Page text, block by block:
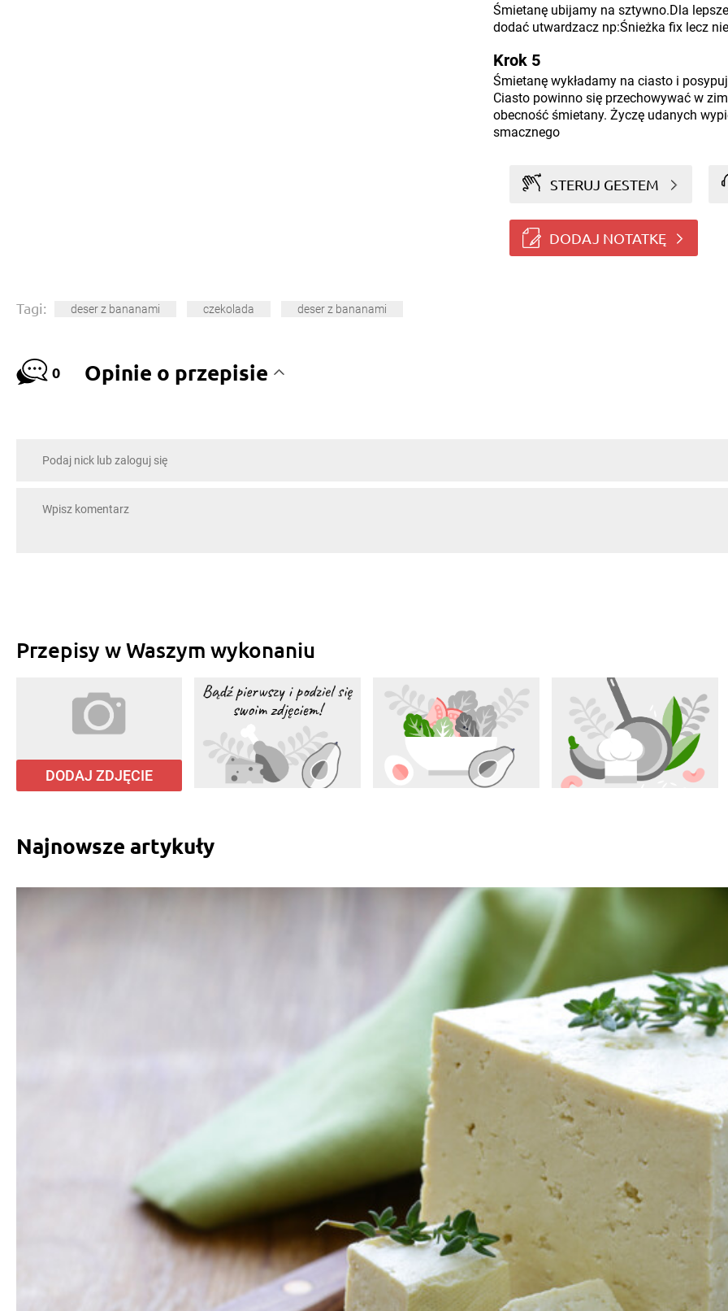
Śmietanę ubijamy na sztywno.Dla
dodać utwardzacz np:Śnieżka fix lecz
Krok 5
Śmietanę wykładamy na ciasto i
Ciasto powinno się przechowywać w
obecność śmietany. Życzę udanych
smacznego
STERUJ GESTEM
DODAJ NOTATKĘ
Tagi: deser z bananami czekolada deser z bananami
0 Opinie o przepisie
Przepisy w Waszym wykonaniu
DODAJ ZDJĘCIE
Najnowsze artykuły